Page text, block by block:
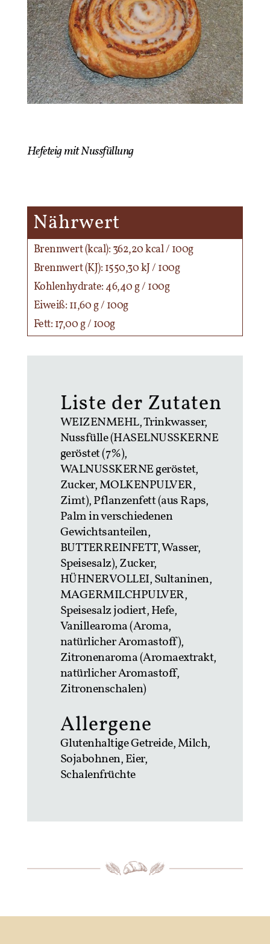
Hefeteig mit Nussfüllung
Nährwert
Brennwert (kcal): 362,20 kcal / 100g
Brennwert (KJ): 1550,30 kJ / 100g
Kohlenhydrate: 46,40 g / 100g
Eiweiß: 11,60 g / 100g
Fett: 17,00 g / 100g
Liste der Zutaten
WEIZENMEHL, Trinkwasser,
Nussfülle (HASELNUSSKERNE
geröstet (7%),
WALNUSSKERNE geröstet,
Zucker, MOLKENPULVER,
Zimt), Pflanzenfett (aus Raps,
Palm in verschiedenen
Gewichtsanteilen,
BUTTERREINFETT, Wasser,
Speisesalz), Zucker,
HÜHNERVOLLEI, Sultaninen,
MAGERMILCHPULVER,
Speisesalz jodiert, Hefe,
Vanillearoma (Aroma,
natürlicher Aromastoff),
Zitronenaroma (Aromaextrakt,
natürlicher Aromastoff,
Zitronenschalen)
Allergene
Glutenhaltige Getreide, Milch,
Sojabohnen, Eier,
Schalenfrüchte